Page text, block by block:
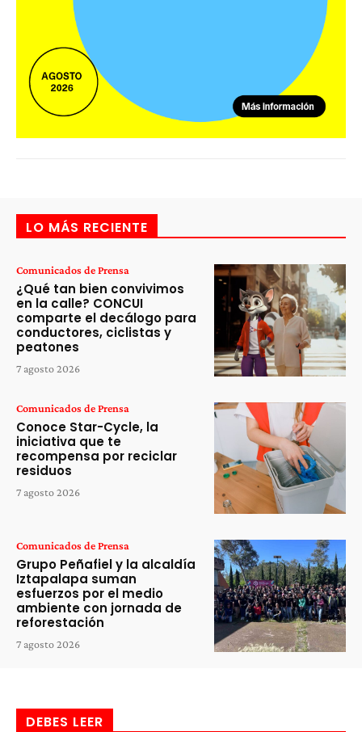
LO MÁS RECIENTE
Comunicados de Prensa
¿Qué tan bien convivimos
en la calle? CONCUI
comparte el decálogo para
conductores, ciclistas y
peatones
7 agosto 2026
Comunicados de Prensa
Conoce Star-Cycle, la
iniciativa que te
recompensa por reciclar
residuos
7 agosto 2026
Comunicados de Prensa
Grupo Peñafiel y la alcaldía
Iztapalapa suman
esfuerzos por el medio
ambiente con jornada de
reforestación
7 agosto 2026
DEBES LEER